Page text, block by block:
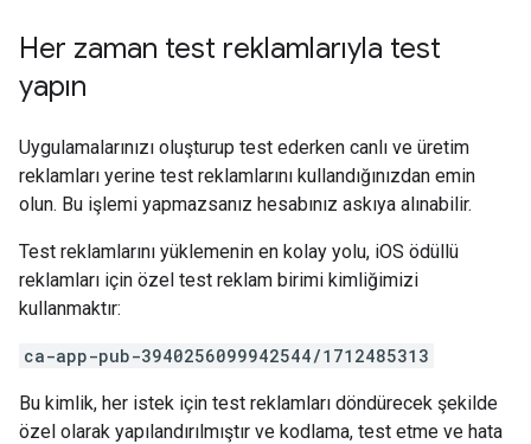
Her zaman test reklamlarıyla test
yapın
Uygulamalarınızı oluşturup test ederken canlı ve üretim
reklamları yerine test reklamlarını kullandığınızdan emin
olun. Bu işlemi yapmazsanız hesabınız askıya alınabilir.
Test reklamlarını yüklemenin en kolay yolu, iOS ödüllü
reklamları için özel test reklam birimi kimliğimizi
kullanmaktır:
ca-app-pub-3940256099942544/1712485313
Bu kimlik, her istek için test reklamları döndürecek şekilde
özel olarak yapılandırılmıştır ve kodlama, test etme ve hata